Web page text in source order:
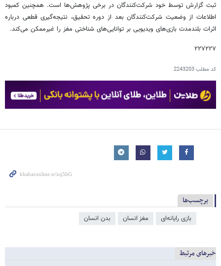
ثبت گزارش توسط خود شرکت‌کنندگان در برخی پژوهش‌ها است. همچنین کمبود
اطلاعات از وضعیت شرکت‌کنندگان بعد از دوره تحقیق، نتیجه‌گیری قطعی درباره
اثرات بلندمدت بازی‌های ویدیویی بر توانایی‌های شناختی مغز را غیرممکن می‌کند.
۲۲۷۲۲۷
کد مطلب2243203
برچسب‌ها
بازی رایانه‌ای مغز انسان بدن انسان
خبرهای مرتبط